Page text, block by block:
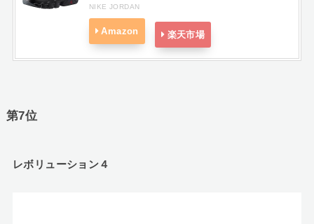
NIKE JORDAN
Amazon 楽天市場
第7位
レボリューション４